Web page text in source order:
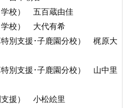
学校） 五百蔵由佳
学校） 大代有希
別支援･子鹿園分校） 梶原大
別支援･子鹿園分校） 山中里
支援） 小松絵里